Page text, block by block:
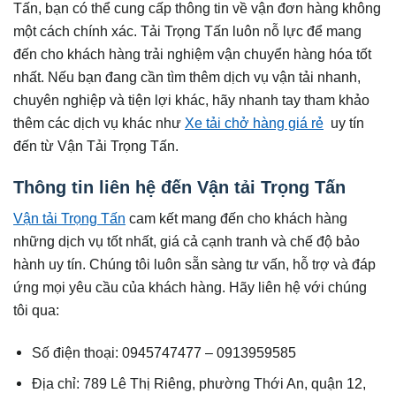
Tấn, bạn có thể cung cấp thông tin về vận đơn hàng không
một cách chính xác. Tải Trọng Tấn luôn nỗ lực để mang
đến cho khách hàng trải nghiệm vận chuyển hàng hóa tốt
nhất. Nếu bạn đang cần tìm thêm dịch vụ vận tải nhanh,
chuyên nghiệp và tiện lợi khác, hãy nhanh tay tham khảo
thêm các dịch vụ khác như Xe tải chở hàng giá rẻ uy tín
đến từ Vận Tải Trọng Tấn.
Thông tin liên hệ đến Vận tải Trọng Tấn
Vận tải Trọng Tấn cam kết mang đến cho khách hàng
những dịch vụ tốt nhất, giá cả cạnh tranh và chế độ bảo
hành uy tín. Chúng tôi luôn sẵn sàng tư vấn, hỗ trợ và đáp
ứng mọi yêu cầu của khách hàng. Hãy liên hệ với chúng
tôi qua:
Số điện thoại: 0945747477 – 0913959585
Địa chỉ: 789 Lê Thị Riêng, phường Thới An, quận 12,